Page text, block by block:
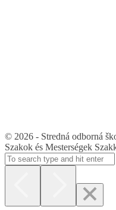
© 2026 - Stredná odborná
Szakok és Mesterségek